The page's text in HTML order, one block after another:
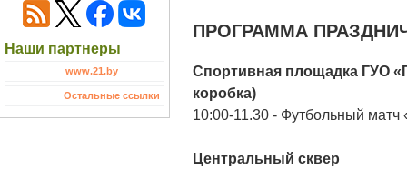
Наши партнеры
www.21.by
Остальные ссылки
ПРОГРАММА
Спортивная площадка ГУО
коробка)
10:00-11.30 - Футбольный матч
Центральный сквер